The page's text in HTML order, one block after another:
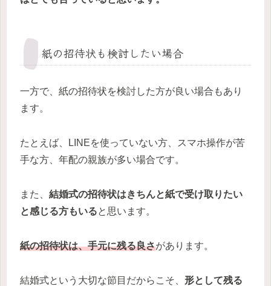
紙の招待状も検討したい場合
一方で、紙の招待状を検討した方が良い場合もあり
ます。
たとえば、LINEを使っていない方、スマホ操作が苦
手な方、年配の親族が多い場合です。
また、 結婚式の招待状はきちんと紙で受け取りたい
と感じる方もいると思います。
紙の招待状は、手元に残る良さがあります。
結婚式という大切な節目だからこそ、 形として残る